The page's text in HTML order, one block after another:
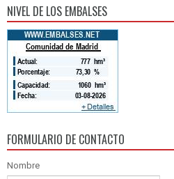
NIVEL DE LOS EMBALSES
FORMULARIO DE CONTACTO
Nombre